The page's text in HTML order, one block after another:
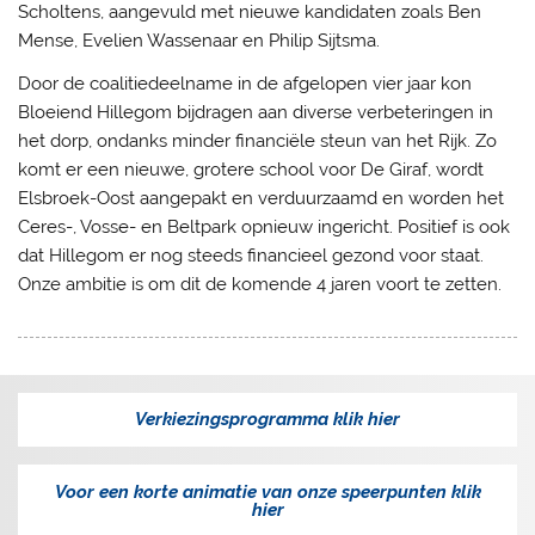
Scholtens, aangevuld met nieuwe kandidaten zoals Ben
Mense, Evelien Wassenaar en Philip Sijtsma.
Door de coalitiedeelname in de afgelopen vier jaar kon
Bloeiend Hillegom bijdragen aan diverse verbeteringen in
het dorp, ondanks minder financiële steun van het Rijk. Zo
komt er een nieuwe, grotere school voor De Giraf, wordt
Elsbroek-Oost aangepakt en verduurzaamd en worden het
Ceres-, Vosse- en Beltpark opnieuw ingericht. Positief is ook
dat Hillegom er nog steeds financieel gezond voor staat.
Onze ambitie is om dit de komende 4 jaren voort te zetten.
Verkiezingsprogramma klik hier
Voor een korte animatie van onze speerpunten klik
hier